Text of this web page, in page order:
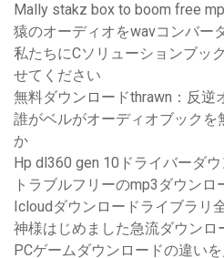
Mally stakz box to boom free
猿のオーディオをwavコンバー
私たちにCソリューションブッ
せてください
無料ダウンロードthrawn：反逆
誰がベルがオーディオブックを
か
Hp dl360 gen 10ドライバーダ
トラブルフリーのmp3ダウンロ
Icloudダウンロードライブラリ
神様はじめました急流ダウンロ
PCゲームダウンロードの違い